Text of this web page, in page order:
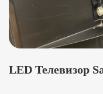
LED Телевизор